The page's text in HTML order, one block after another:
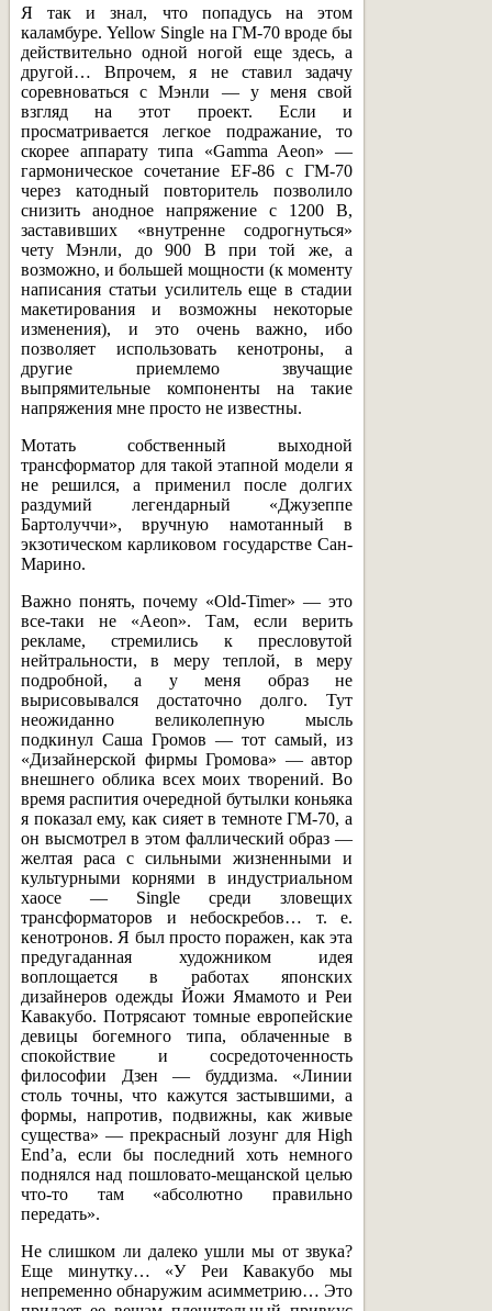
Я так и знал, что попадусь на этом
каламбуре. Yellow Single на ГМ-70 вроде бы
действительно одной ногой еще здесь, а
другой… Впрочем, я не ставил задачу
соревноваться с Мэнли — у меня свой
взгляд на этот проект. Если и
просматривается легкое подражание, то
скорее аппарату типа «Gamma Aeon» —
гармоническое сочетание EF-86 с ГМ-70
через катодный повторитель позволило
снизить анодное напряжение с 1200 В,
заставивших «внутренне содрогнуться»
чету Мэнли, до 900 В при той же, а
возможно, и большей мощности (к моменту
написания статьи усилитель еще в стадии
макетирования и возможны некоторые
изменения), и это очень важно, ибо
позволяет использовать кенотроны, а
другие приемлемо звучащие
выпрямительные компоненты на такие
напряжения мне просто не известны.
Мотать собственный выходной
трансформатор для такой этапной модели я
не решился, а применил после долгих
раздумий легендарный «Джузеппе
Бартолуччи», вручную намотанный в
экзотическом карликовом государстве Сан-
Марино.
Важно понять, почему «Old-Timer» — это
все-таки не «Aeon». Там, если верить
рекламе, стремились к пресловутой
нейтральности, в меру теплой, в меру
подробной, а у меня образ не
вырисовывался достаточно долго. Тут
неожиданно великолепную мысль
подкинул Саша Громов — тот самый, из
«Дизайнерской фирмы Громова» — автор
внешнего облика всех моих творений. Во
время распития очередной бутылки коньяка
я показал ему, как сияет в темноте ГМ-70, а
он высмотрел в этом фаллический образ —
желтая раса с сильными жизненными и
культурными корнями в индустриальном
хаосе — Single среди зловещих
трансформаторов и небоскребов… т. е.
кенотронов. Я был просто поражен, как эта
предугаданная художником идея
воплощается в работах японских
дизайнеров одежды Йожи Ямамото и Реи
Кавакубо. Потрясают томные европейские
девицы богемного типа, облаченные в
спокойствие и сосредоточенность
философии Дзен — буддизма. «Линии
столь точны, что кажутся застывшими, а
формы, напротив, подвижны, как живые
существа» — прекрасный лозунг для High
End’a, если бы последний хоть немного
поднялся над пошловато-мещанской целью
что-то там «абсолютно правильно
передать».
Не слишком ли далеко ушли мы от звука?
Еще минутку… «У Реи Кавакубо мы
непременно обнаружим асимметрию… Это